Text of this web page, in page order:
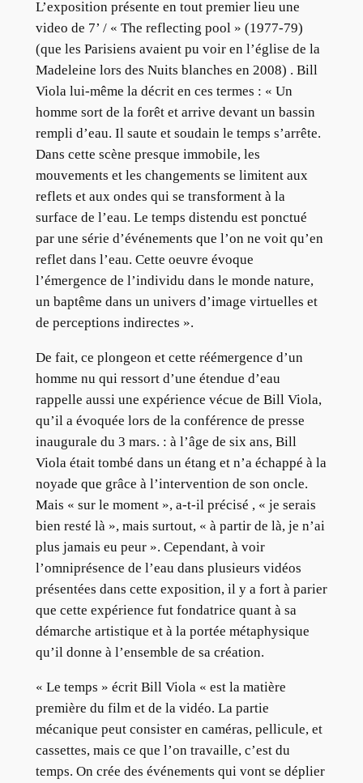
L’exposition présente en tout premier lieu une
video de 7’ / « The reflecting pool » (1977-79)
(que les Parisiens avaient pu voir en l’église de la
Madeleine lors des Nuits blanches en 2008) . Bill
Viola lui-même la décrit en ces termes : « Un
homme sort de la forêt et arrive devant un bassin
rempli d’eau. Il saute et soudain le temps s’arrête.
Dans cette scène presque immobile, les
mouvements et les changements se limitent aux
reflets et aux ondes qui se transforment à la
surface de l’eau. Le temps distendu est ponctué
par une série d’événements que l’on ne voit qu’en
reflet dans l’eau. Cette oeuvre évoque
l’émergence de l’individu dans le monde nature,
un baptême dans un univers d’image virtuelles et
de perceptions indirectes ».
De fait, ce plongeon et cette réémergence d’un
homme nu qui ressort d’une étendue d’eau
rappelle aussi une expérience vécue de Bill Viola,
qu’il a évoquée lors de la conférence de presse
inaugurale du 3 mars. : à l’âge de six ans, Bill
Viola était tombé dans un étang et n’a échappé à la
noyade que grâce à l’intervention de son oncle.
Mais « sur le moment », a-t-il précisé , « je serais
bien resté là », mais surtout, « à partir de là, je n’ai
plus jamais eu peur ». Cependant, à voir
l’omniprésence de l’eau dans plusieurs vidéos
présentées dans cette exposition, il y a fort à parier
que cette expérience fut fondatrice quant à sa
démarche artistique et à la portée métaphysique
qu’il donne à l’ensemble de sa création.
« Le temps » écrit Bill Viola « est la matière
première du film et de la vidéo. La partie
mécanique peut consister en caméras, pellicule, et
cassettes, mais ce que l’on travaille, c’est du
temps. On crée des événements qui vont se déplier